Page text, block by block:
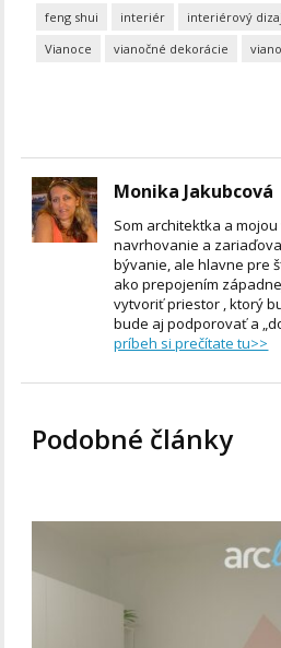
feng shui
interiér interiérový
Vianoce
vianočné dekorácie
Monika Jakubcová
Som architektka a
navrhovanie a
bývanie, ale hlavne pre
ako prepojením
vytvoriť priestor , ktorý
bude aj podporovať a
príbeh si prečítate tu>>
Podobné články